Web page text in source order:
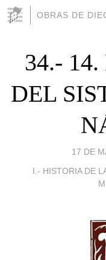
OBRAS DE
34.-
DEL
17 DE
I.- HISTORIA DE